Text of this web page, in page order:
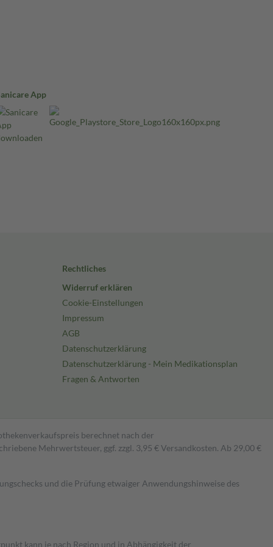
App
Rechtliches
Widerruf erklären
Cookie-Einstellungen
Impressum
AGB
Datenschutzerklärung
Datenschutzerklärung - Mein Medikationsplan
Fragen & Antworten
berechnet nach der
Mehrwertsteuer, ggf. zzgl. 3,95 € Versandkosten. Ab 29,00 €
und die Prüfung etwaiger Anwendungshinweise des
kann je nach Region und in Abhängigkeit der